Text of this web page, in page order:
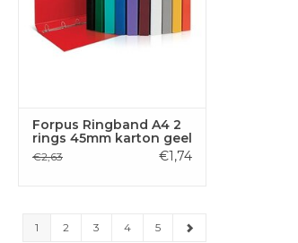
Forpus Ringband A4 2
rings 45mm karton geel
€2,63 €1,74
1 2 3 4 5